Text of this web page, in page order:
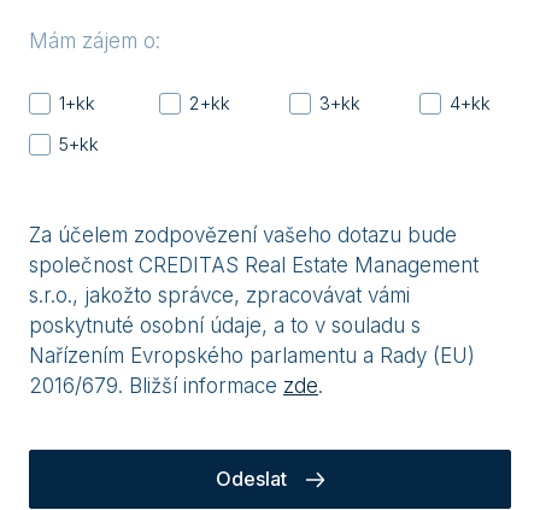
Mám zájem o:
1+kk 2+kk 3+kk
4+kk
5+kk
Za účelem zodpovězení vašeho dotazu bude
společnost CREDITAS Real Estate Management
s.r.o., jakožto správce, zpracovávat vámi
poskytnuté osobní údaje, a to v souladu s
Nařízením Evropského parlamentu a Rady (EU)
2016/679. Bližší informace zde.
Odeslat